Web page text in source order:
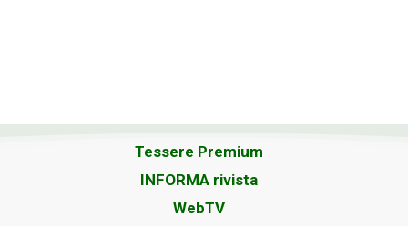
Tessere Premium
INFORMA rivista
WebTV